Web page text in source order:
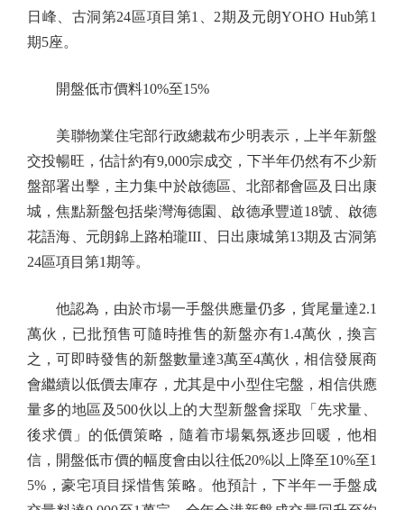
日峰、古洞第24區項目第1、2期及元朗YOHO Hub第1
期5座。
開盤低市價料10%至15%
美聯物業住宅部行政總裁布少明表示，上半年新盤
交投暢旺，估計約有9,000宗成交，下半年仍然有不少新
盤部署出擊，主力集中於啟德區、北部都會區及日出康
城，焦點新盤包括柴灣海德園、啟德承豐道18號、啟德
花語海、元朗錦上路柏瓏III、日出康城第13期及古洞第
24區項目第1期等。
他認為，由於市場一手盤供應量仍多，貨尾量達2.1
萬伙，已批預售可隨時推售的新盤亦有1.4萬伙，換言
之，可即時發售的新盤數量達3萬至4萬伙，相信發展商
會繼續以低價去庫存，尤其是中小型住宅盤，相信供應
量多的地區及500伙以上的大型新盤會採取「先求量、
後求價」的低價策略，隨着市場氣氛逐步回暖，他相
信，開盤低市價的幅度會由以往低20%以上降至10%至1
5%，豪宅項目採惜售策略。他預計，下半年一手盤成